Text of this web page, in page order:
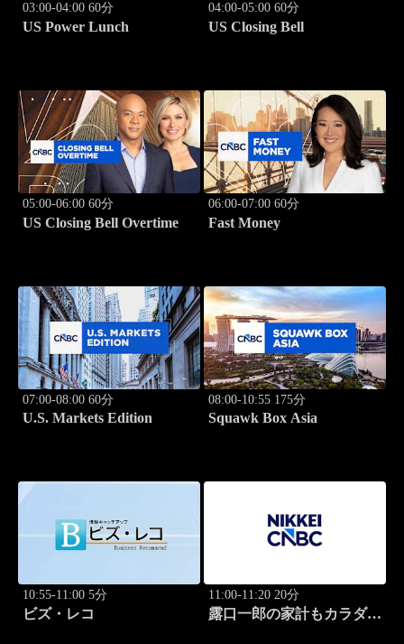
03:00-04:00 60分
US Power Lunch
04:00-05:00 60分
US Closing Bell
05:00-06:00 60分
US Closing Bell Overtime
06:00-07:00 60分
Fast Money
07:00-08:00 60分
U.S. Markets Edition
08:00-10:55 175分
Squawk Box Asia
10:55-11:00 5分
ビズ・レコ
11:00-11:20 20分
露口一郎の家計もカラダも